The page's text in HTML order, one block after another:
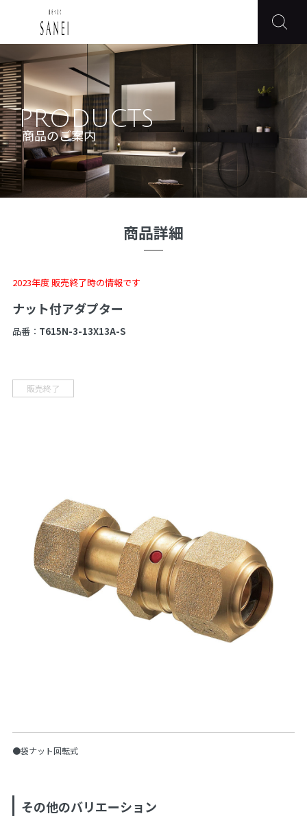
PRODUCTS
商品のご案内
商品詳細
2023年度 販売終了時の情報です
ナット付アダプター
品番： T615N-3-13X13A-S
販売終了
●袋ナット回転式
その他のバリエーション